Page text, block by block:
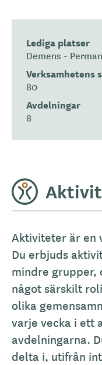
Lediga platser
Demens -
Verksamhetens
80
Avdelningar
8
Aktiviteter är en
Du erbjuds
mindre grupper,
något särskilt
olika
varje vecka i ett
avdelningarna.
delta i, utifrån